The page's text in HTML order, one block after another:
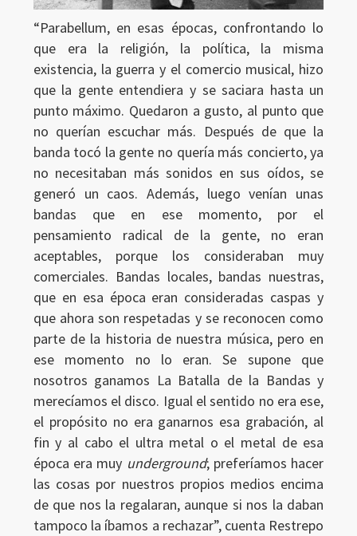
“Parabellum, en esas épocas, confrontando lo
que era la religión, la política, la misma
existencia, la guerra y el comercio musical, hizo
que la gente entendiera y se saciara hasta un
punto máximo. Quedaron a gusto, al punto que
no querían escuchar más. Después de que la
banda tocó la gente no quería más concierto, ya
no necesitaban más sonidos en sus oídos, se
generó un caos. Además, luego venían unas
bandas que en ese momento, por el
pensamiento radical de la gente, no eran
aceptables, porque los consideraban muy
comerciales. Bandas locales, bandas nuestras,
que en esa época eran consideradas caspas y
que ahora son respetadas y se reconocen como
parte de la historia de nuestra música, pero en
ese momento no lo eran. Se supone que
nosotros ganamos La Batalla de la Bandas y
merecíamos el disco. Igual el sentido no era ese,
el propósito no era ganarnos esa grabación, al
fin y al cabo el ultra metal o el metal de esa
época era muy underground; preferíamos hacer
las cosas por nuestros propios medios encima
de que nos la regalaran, aunque si nos la daban
tampoco la íbamos a rechazar”, cuenta Restrepo